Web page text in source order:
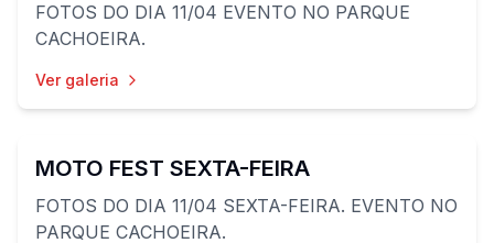
FOTOS DO DIA 11/04 EVENTO NO PARQUE
CACHOEIRA.
Ver galeria
MOTO FEST SEXTA-FEIRA
FOTOS DO DIA 11/04 SEXTA-FEIRA. EVENTO NO
PARQUE CACHOEIRA.